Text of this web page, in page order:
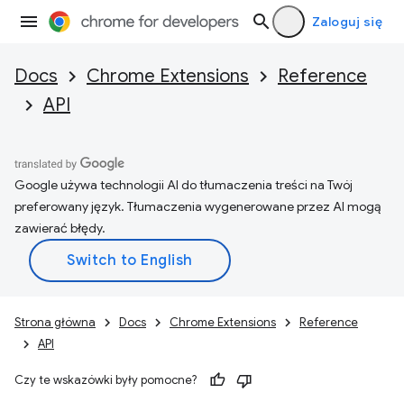
Zaloguj się
Docs Chrome Extensions
Reference
API
Google używa technologii AI do tłumaczenia treści na Twój
preferowany język. Tłumaczenia wygenerowane przez AI mogą
zawierać błędy.
Strona główna Docs Chrome Extensions
Reference
API
Czy te wskazówki były pomocne?